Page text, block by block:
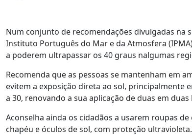
Num conjunto de recomendações divulgadas na
Instituto Português do Mar e da Atmosfera
a poderem ultrapassar os 40 graus nalgumas
Recomenda que as pessoas se mantenham em
evitem a exposição direta ao sol, principalmente
a 30, renovando a sua aplicação de duas em
Aconselha ainda os cidadãos a usarem roupas
chapéu e óculos de sol, com proteção ultravioleta.